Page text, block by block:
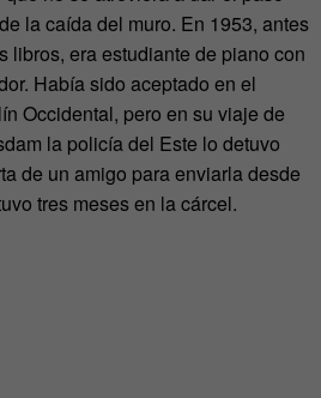
la caída del muro. En 1953, antes
libros, era estudiante de piano con
Había sido aceptado en el
Occidental, pero en su viaje de
la policía del Este lo detuvo
de un amigo para enviarla desde
tres meses en la cárcel.